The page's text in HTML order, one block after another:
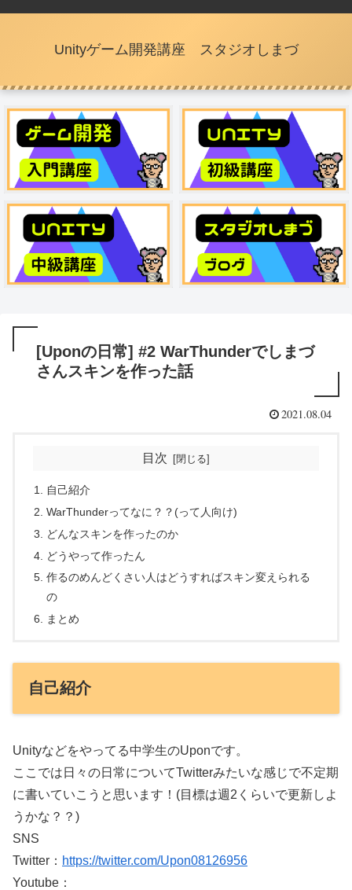
Unityゲーム開発講座 スタジオしまづ
[Uponの日常] #2 WarThunderでしまづ
さんスキンを作った話
2021.08.04
目次
自己紹介
WarThunderってなに？？(って人向け)
どんなスキンを作ったのか
どうやって作ったん
作るのめんどくさい人はどうすればスキン変えられる
の
まとめ
自己紹介
Unityなどをやってる中学生のUponです。
ここでは日々の日常についてTwitterみたいな感じで不定期
に書いていこうと思います！(目標は週2くらいで更新しよ
うかな？？)
SNS
Twitter： https://twitter.com/Upon08126956
Youtube：